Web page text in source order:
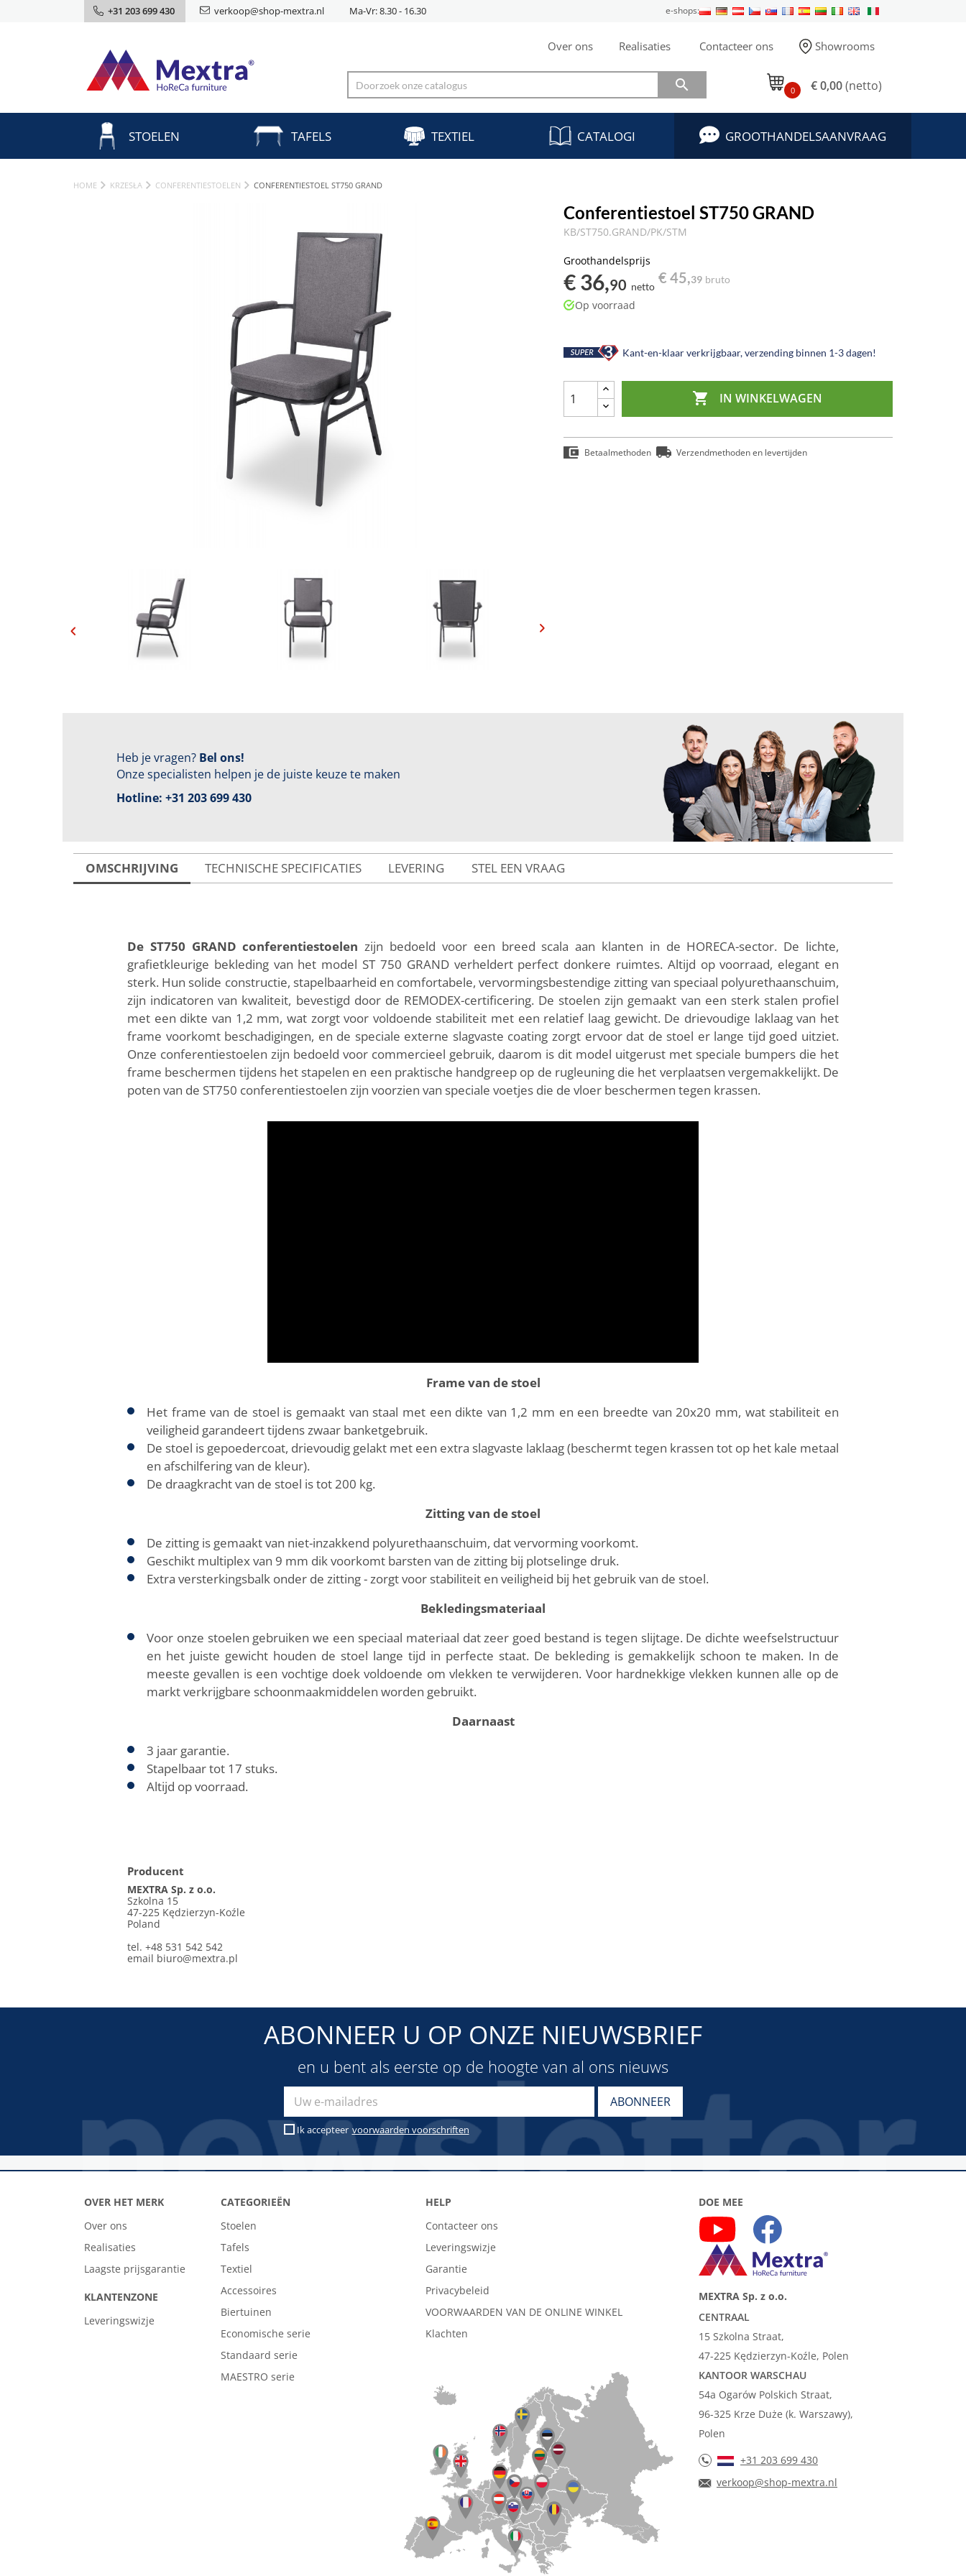
+31 203 699 430 verkoop@shop-mextra.nl Ma-Vr: 8.30 - 16.30 e-shops:
Over ons Realisaties Contacteer ons Showrooms
 0 € 0,00(netto)
STOELEN TAFELS TEXTIEL CATALOGI GROOTHANDELSAANVRAAG
HOME KRZESŁA CONFERENTIESTOELEN CONFERENTIESTOEL ST750 GRAND
Conferentiestoel ST750 GRAND
KB/ST750.GRAND/PK/STM
Groothandelsprijs
€ 36,90 netto
€ 45,39 bruto
Op voorraad
Kant-en-klaar verkrijgbaar, verzending binnen 1-3 dagen!
 IN WINKELWAGEN
Betaalmethoden Verzendmethoden en levertijden
Heb je vragen? Bel ons!
Onze specialisten helpen je de juiste keuze te maken
Hotline: +31 203 699 430
OMSCHRIJVING TECHNISCHE SPECIFICATIES LEVERING STEL EEN VRAAG
De ST750 GRAND conferentiestoelen zijn bedoeld voor een breed scala aan klanten in de HORECA-sector. De lichte,
grafietkleurige bekleding van het model ST 750 GRAND verheldert perfect donkere ruimtes. Altijd op voorraad, elegant en
sterk. Hun solide constructie, stapelbaarheid en comfortabele, vervormingsbestendige zitting van speciaal polyurethaanschuim,
zijn indicatoren van kwaliteit, bevestigd door de REMODEX-certificering. De stoelen zijn gemaakt van een sterk stalen profiel
met een dikte van 1,2 mm, wat zorgt voor voldoende stabiliteit met een relatief laag gewicht. De drievoudige laklaag van het
frame voorkomt beschadigingen, en de speciale externe slagvaste coating zorgt ervoor dat de stoel er lange tijd goed uitziet.
Onze conferentiestoelen zijn bedoeld voor commercieel gebruik, daarom is dit model uitgerust met speciale bumpers die het
frame beschermen tijdens het stapelen en een praktische handgreep op de rugleuning die het verplaatsen vergemakkelijkt. De
poten van de ST750 conferentiestoelen zijn voorzien van speciale voetjes die de vloer beschermen tegen krassen.
Frame van de stoel
Het frame van de stoel is gemaakt van staal met een dikte van 1,2 mm en een breedte van 20x20 mm, wat stabiliteit en
veiligheid garandeert tijdens zwaar banketgebruik.
De stoel is gepoedercoat, drievoudig gelakt met een extra slagvaste laklaag (beschermt tegen krassen tot op het kale metaal
en afschilfering van de kleur).
De draagkracht van de stoel is tot 200 kg.
Zitting van de stoel
De zitting is gemaakt van niet-inzakkend polyurethaanschuim, dat vervorming voorkomt.
Geschikt multiplex van 9 mm dik voorkomt barsten van de zitting bij plotselinge druk.
Extra versterkingsbalk onder de zitting - zorgt voor stabiliteit en veiligheid bij het gebruik van de stoel.
Bekledingsmateriaal
Voor onze stoelen gebruiken we een speciaal materiaal dat zeer goed bestand is tegen slijtage. De dichte weefselstructuur
en het juiste gewicht houden de stoel lange tijd in perfecte staat. De bekleding is gemakkelijk schoon te maken. In de
meeste gevallen is een vochtige doek voldoende om vlekken te verwijderen. Voor hardnekkige vlekken kunnen alle op de
markt verkrijgbare schoonmaakmiddelen worden gebruikt.
Daarnaast
3 jaar garantie.
Stapelbaar tot 17 stuks.
Altijd op voorraad.
Producent
MEXTRA Sp. z o.o.
Szkolna 15
47-225 Kędzierzyn-Koźle
Poland
tel. +48 531 542 542
email biuro@mextra.pl
ABONNEER U OP ONZE NIEUWSBRIEF
en u bent als eerste op de hoogte van al ons nieuws
Ik accepteer voorwaarden voorschriften
OVER HET MERK
Over ons
Realisaties
Laagste prijsgarantie
KLANTENZONE
Leveringswizje
CATEGORIEËN
Stoelen
Tafels
Textiel
Accessoires
Biertuinen
Economische serie
Standaard serie
MAESTRO serie
HELP
Contacteer ons
Leveringswizje
Garantie
Privacybeleid
VOORWAARDEN VAN DE ONLINE WINKEL
Klachten
DOE MEE
MEXTRA Sp. z o.o.
CENTRAAL
15 Szkolna Straat,
47-225 Kędzierzyn-Koźle, Polen
KANTOOR WARSCHAU
54a Ogarów Polskich Straat,
96-325 Krze Duże (k. Warszawy),
Polen
+31 203 699 430
verkoop@shop-mextra.nl